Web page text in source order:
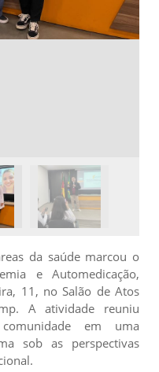
da saúde marcou o
e Automedicação,
11, no Salão de Atos
A atividade reuniu
em uma
sob as perspectivas